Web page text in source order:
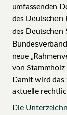
umfassenden
des Deutschen
des Deutschen
neue
von Stammholz
Damit wird das
aktuelle
Die